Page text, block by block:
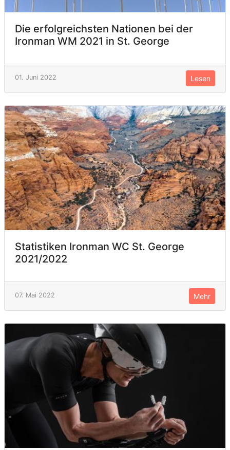
Die erfolgreichsten Nationen bei der
Ironman WM 2021 in St. George
01. Juni 2022 Lesen
Statistiken Ironman WC St. George
2021/2022
07. Mai 2022 Mehr